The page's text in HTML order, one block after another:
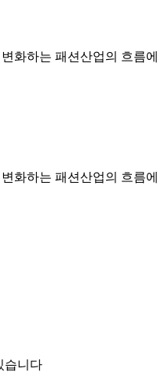
화하는 패션산업의 흐름
화하는 패션산업의 흐름
습니다